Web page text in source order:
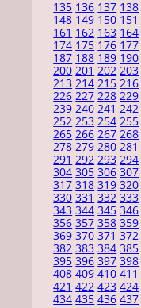
135 136 137 138
148 149 150 151
161 162 163 164
174 175 176 177
187 188 189 190
200 201 202 203
213 214 215 216
226 227 228 229
239 240 241 242
252 253 254 255
265 266 267 268
278 279 280 281
291 292 293 294
304 305 306 307
317 318 319 320
330 331 332 333
343 344 345 346
356 357 358 359
369 370 371 372
382 383 384 385
395 396 397 398
408 409 410 411
421 422 423 424
434 435 436 437